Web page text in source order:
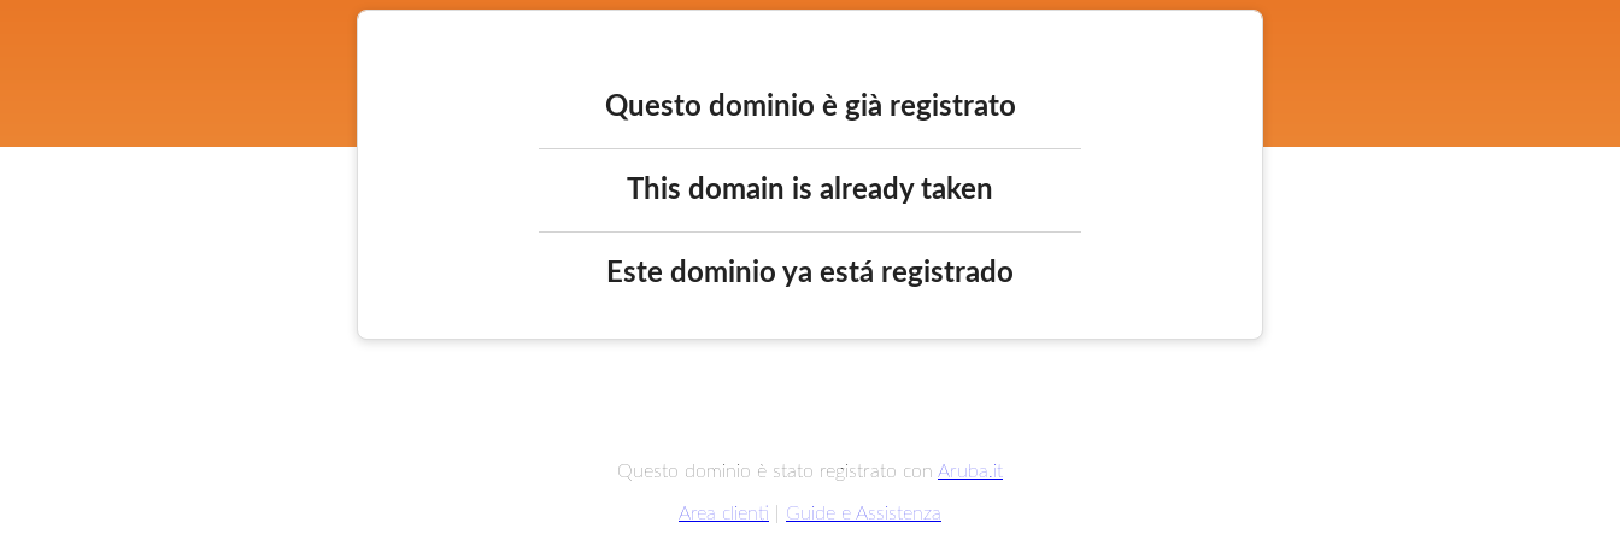
Questo dominio è già registrato
This domain is already taken
Este dominio ya está registrado
Questo dominio è stato registrato con Aruba.it
Area clienti Guide e Assistenza